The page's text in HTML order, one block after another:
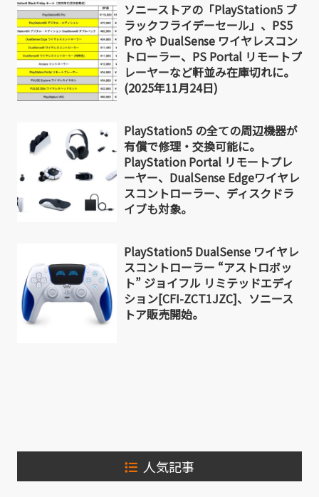
ソニーストアの「PlayStation5 ブ
ラックフライデーセール」、PS5
Pro や DualSense ワイヤレスコン
トローラー、PS Portal リモートプ
レーヤーなど軒並み在庫切れに。
(2025年11月24日)
PlayStation5 の全ての周辺機器が
有償で修理・交換可能に。
PlayStation Portal リモートプレ
ーヤー、DualSense Edgeワイヤレ
スコントローラー、ディスクドラ
イブも対象。
PlayStation5 DualSense ワイヤレ
スコントローラー “アストロボッ
ト” ジョイフル リミテッドエディ
ション[CFI-ZCT1JZC]、ソニース
トア販売開始。
人気記事